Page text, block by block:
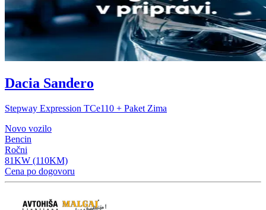
Dacia Sandero
Stepway Expression TCe110 + Paket Zima
Novo vozilo
Bencin
Ročni
81KW (110KM)
Cena po dogovoru